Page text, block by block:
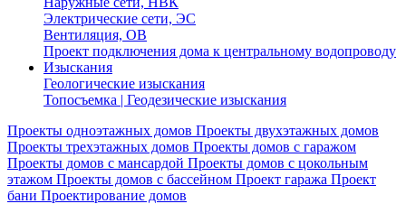
Электрические сети, ЭС
Вентиляция, ОВ
Проект подключения дома к центральному водопроводу
Изыскания
Геологические изыскания
Топосъемка | Геодезические изыскания
Проекты одноэтажных домов Проекты двухэтажных домов
Проекты трехэтажных домов Проекты домов с гаражом
Проекты домов с мансардой Проекты домов с цокольным
этажом Проекты домов с бассейном Проект гаража Проект
бани Проектирование домов